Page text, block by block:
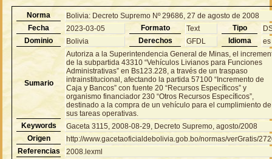
Norma
Bolivia: Decreto Supremo Nº 29686, 27 de agosto de 2008
Fecha
2023-03-05 Formato Text Tipo
Dominio
Bolivia Derechos GFDL Idioma es
Sumario
Autoriza a la Superintendencia General de Minas, el
de la subpartida 43310 “Vehículos Livianos para Funciones
Administrativas” en Bs123.228, a través de un traspaso
intrainstitucional, afectando la partida 57100 “Incremento de
Caja y Bancos” con fuente 20 “Recursos Específicos” y
organismo financiador 230 “Otros Recursos Específicos”,
destinado a la compra de un vehículo para el cumplimiento de
sus tareas operativas.
Keywords
Gaceta 3115, 2008-08-29, Decreto Supremo, agosto/2008
Origen
http://www.gacetaoficialdebolivia.gob.bo/normas/verGratis/
Referencias
2008.lexml